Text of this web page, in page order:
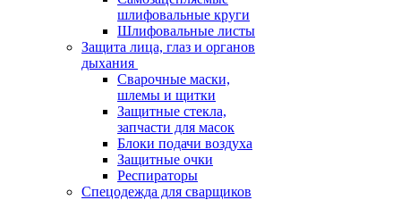
шлифовальные круги
Шлифовальные листы
Защита лица, глаз и органов
дыхания
Сварочные маски,
шлемы и щитки
Защитные стекла,
запчасти для масок
Блоки подачи воздуха
Защитные очки
Респираторы
Спецодежда для сварщиков